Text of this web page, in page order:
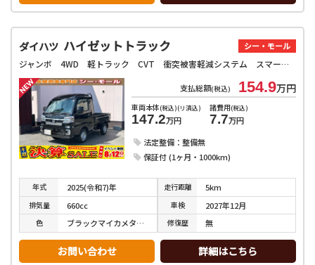
ダイハツ ハイゼットトラック シー・モール
ジャンボ 4WD 軽トラック CVT 衝突被害軽減システム スマートキー アイドリングストップ 電動格納ミラー オートライト ESC 運転席エアバッグ
支払総額(税込) 154.9万円
車両本体(税込)(リ済込)
147.2万円
諸費用(税込)
7.7万円
法定整備：整備無
保証付 (1ヶ月・1000km)
年式 2025(令和7)年 走行距離 5km
排気量 660cc 車検 2027年12月
色 ブラックマイカメタリック 修復歴 無
お問い合わせ 詳細はこちら